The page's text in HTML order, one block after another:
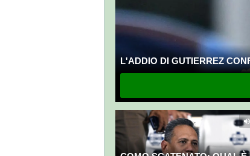
L'ADDIO DI GUTIERREZ